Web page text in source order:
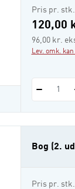
e-bog
i-bog
Pris pr. stk.
120,00
96,00 kr.
Lev. omk.
1
Bog (2.
Bog (1.
Pris pr. stk.